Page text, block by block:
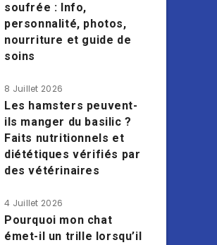
soufrée : Info,
personnalité, photos,
nourriture et guide de
soins
8 Juillet 2026
Les hamsters peuvent-
ils manger du basilic ?
Faits nutritionnels et
diététiques vérifiés par
des vétérinaires
4 Juillet 2026
Pourquoi mon chat
émet-il un trille lorsqu’il